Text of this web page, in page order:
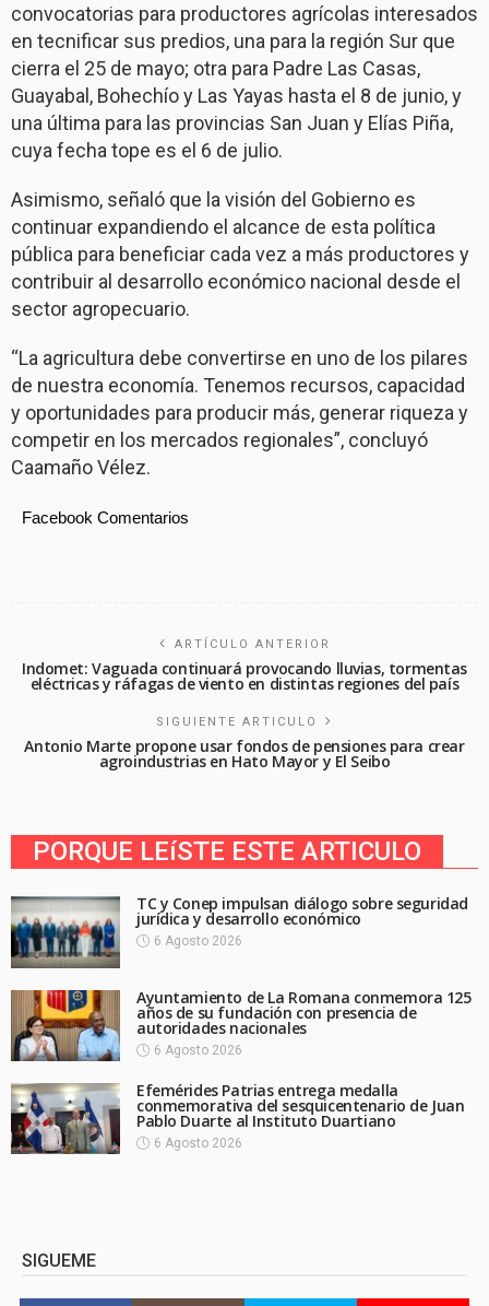
convocatorias para productores agrícolas interesados
en tecnificar sus predios, una para la región Sur que
cierra el 25 de mayo; otra para Padre Las Casas,
Guayabal, Bohechío y Las Yayas hasta el 8 de junio, y
una última para las provincias San Juan y Elías Piña,
cuya fecha tope es el 6 de julio.
Asimismo, señaló que la visión del Gobierno es
continuar expandiendo el alcance de esta política
pública para beneficiar cada vez a más productores y
contribuir al desarrollo económico nacional desde el
sector agropecuario.
“La agricultura debe convertirse en uno de los pilares
de nuestra economía. Tenemos recursos, capacidad
y oportunidades para producir más, generar riqueza y
competir en los mercados regionales”, concluyó
Caamaño Vélez.
Facebook Comentarios
ARTÍCULO ANTERIOR
Indomet: Vaguada continuará provocando lluvias, tormentas
eléctricas y ráfagas de viento en distintas regiones del país
SIGUIENTE ARTICULO
Antonio Marte propone usar fondos de pensiones para crear
agroindustrias en Hato Mayor y El Seibo
PORQUE LEíSTE ESTE ARTICULO
TC y Conep impulsan diálogo sobre seguridad
jurídica y desarrollo económico
6 Agosto 2026
Ayuntamiento de La Romana conmemora 125
años de su fundación con presencia de
autoridades nacionales
6 Agosto 2026
Efemérides Patrias entrega medalla
conmemorativa del sesquicentenario de Juan
Pablo Duarte al Instituto Duartiano
6 Agosto 2026
SIGUEME